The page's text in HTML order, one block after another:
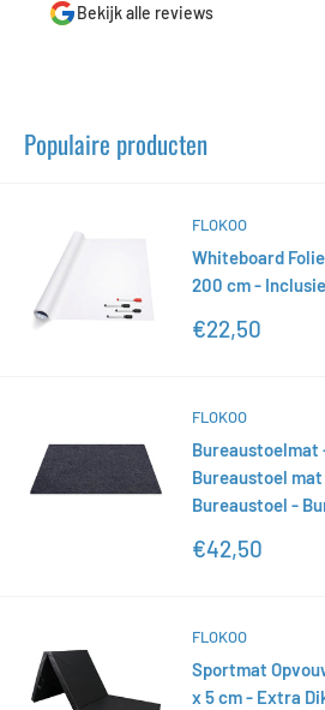
Bekijk alle reviews
Populaire producten
FLOKOO
Whiteboard
200 cm -
Actieprijs
€22,50
FLOKOO
Bureaustoelmat
Bureaustoel
Bureaustoel -
Actieprijs
€42,50
FLOKOO
Sportmat
x 5 cm - Extra